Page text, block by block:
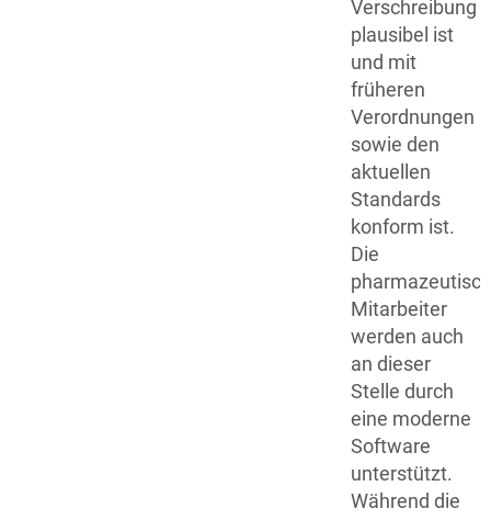
Verschreibung
plausibel ist
und mit
früheren
Verordnungen
sowie den
aktuellen
Standards
konform ist.
Die
Mitarbeiter
werden auch
an dieser
Stelle durch
eine moderne
Software
unterstützt.
Während die